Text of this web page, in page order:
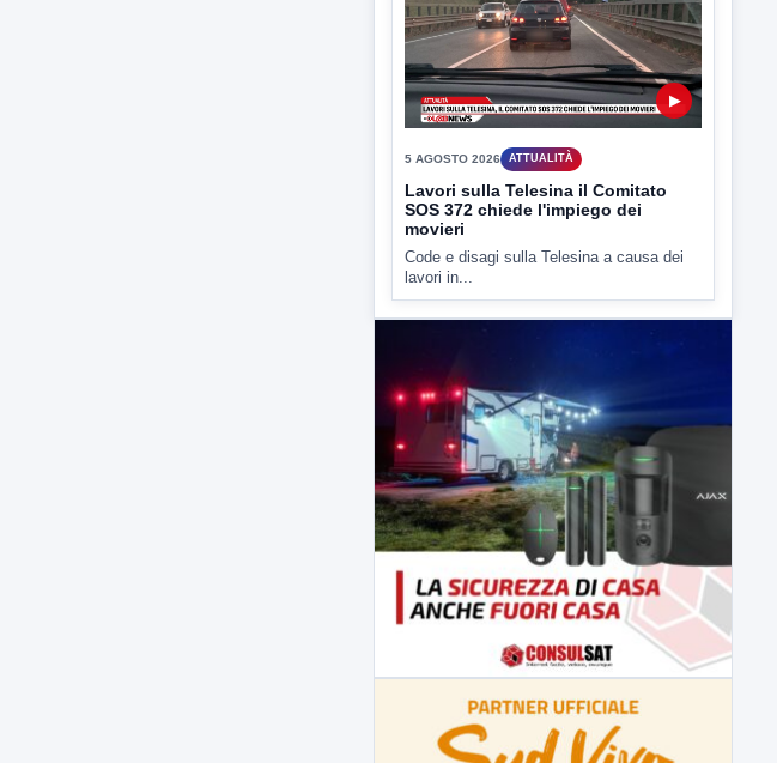
Lavori sulla Telesina il Comitato
SOS 372 chiede l'impiego dei
Code e disagi sulla Telesina a causa dei
lavori in...